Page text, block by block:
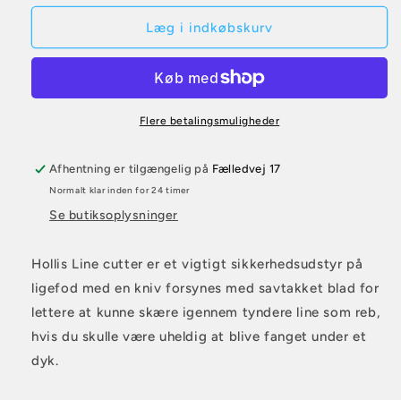
for
Line
for
Hollis
Line
(lineskærer)
Læg i indkøbskurv
Flere betalingsmuligheder
Afhentning er tilgængelig på Fælledvej 17
Normalt klar inden for 24 timer
Se butiksoplysninger
Hollis Line cutter er et vigtigt sikkerhedsudstyr på
ligefod med en kniv forsynes med savtakket blad for
lettere at kunne skære igennem tyndere line som reb,
hvis du skulle være uheldig at blive fanget under et
dyk.